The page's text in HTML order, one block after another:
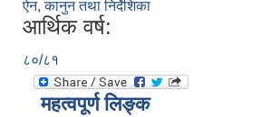
ऐन, कानुन तथा निर्देशिका
आर्थिक वर्ष:
८०/८१
महत्वपूर्ण लिङ्क